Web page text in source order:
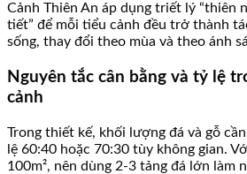
Cảnh Thiên An áp dụng triết lý “thiên
tiết” để mỗi tiểu cảnh đều trở thành
sống, thay đổi theo mùa và theo ánh
Nguyên tắc cân bằng và tỷ lệ
cảnh
Trong thiết kế, khối lượng đá và gỗ
lệ 60:40 hoặc 70:30 tùy không gian.
100m², nên dùng 2-3 tảng đá lớn làm